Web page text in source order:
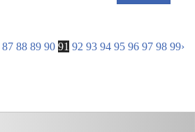
87 88 89 90 91 92 93 94 95 96 97 98 99›